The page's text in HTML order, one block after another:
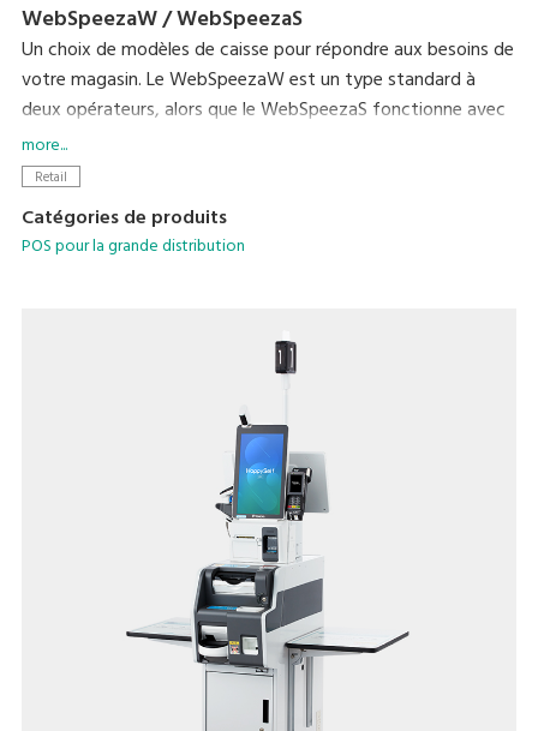
WebSpeezaW / WebSpeezaS
Un choix de modèles de caisse pour répondre aux besoins de
votre magasin. Le WebSpeezaW est un type standard à
deux opérateurs, alors que le WebSpeezaS fonctionne avec
un seul opérateur.
Le WebSpeezaW possède le mode 3 clients à opérateur
maximum d'être mises en file d'attente par un seul
opérateur.
more...
Retail
Catégories de produits
POS pour la grande distribution